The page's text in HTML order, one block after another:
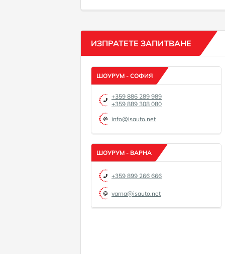
ИЗПРАТЕТЕ ЗАПИТВАНЕ
ШОУРУМ - СОФИЯ
+359 886 289 989
+359 889 308 080
info@isauto.net
ШОУРУМ - ВАРНА
+359 899 266 666
varna@isauto.net